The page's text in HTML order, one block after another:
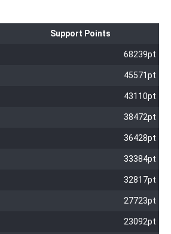
Support Points
68239pt
45571pt
43110pt
38472pt
36428pt
33384pt
32817pt
27723pt
23092pt